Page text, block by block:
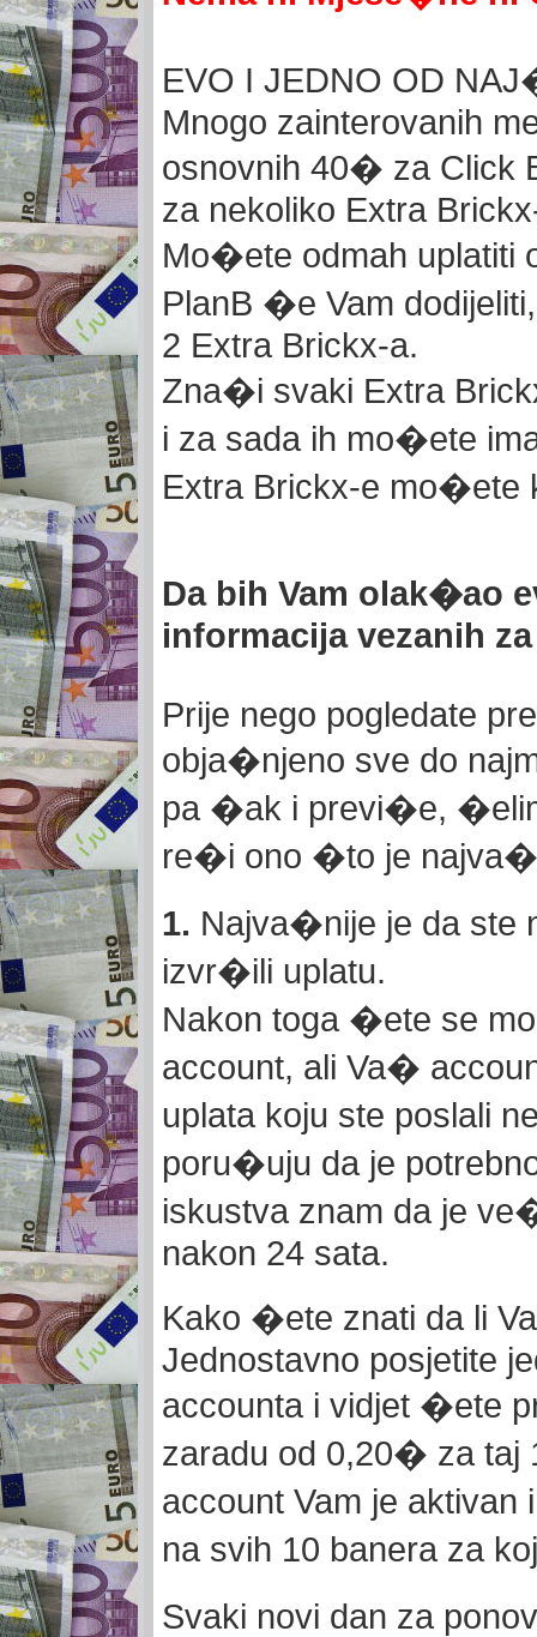
EVO I JEDNO OD NAJ
Mnogo zainterovanih
osnovnih 40� za Click
za nekoliko Extra
Mo�ete odmah uplatiti
PlanB �e Vam dodijeliti
2 Extra Brickx-a.
Zna�i svaki Extra
i za sada ih mo�ete
Extra Brickx-e mo�ete
Da bih Vam olak�ao
informacija vezanih
Prije nego pogledate
obja�njeno sve do
pa �ak i previ�e,
re�i ono �to je
1. Najva�nije je da ste
izvr�ili uplatu.
Nakon toga �ete se
account, ali Va�
uplata koju ste poslali
poru�uju da je
iskustva znam da je
nakon 24 sata.
Kako �ete znati da li
Jednostavno posjetite
accounta i vidjet �ete
zaradu od 0,20� za taj
account Vam je
na svih 10 banera za
Svaki novi dan za